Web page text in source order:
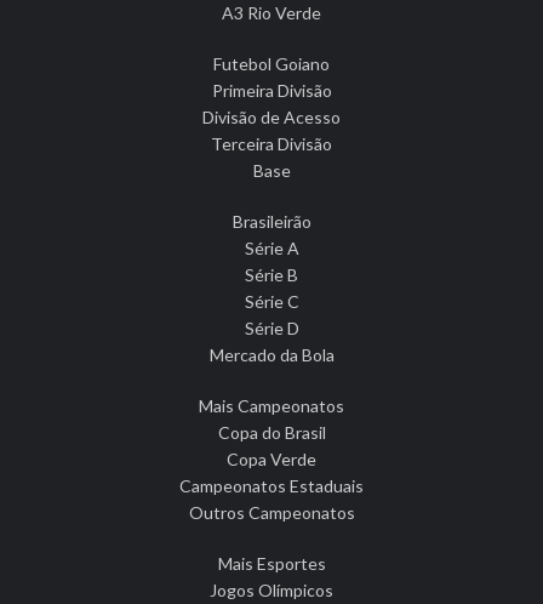
A3 Rio Verde
Futebol Goiano
Primeira Divisão
Divisão de Acesso
Terceira Divisão
Base
Brasileirão
Série A
Série B
Série C
Série D
Mercado da Bola
Mais Campeonatos
Copa do Brasil
Copa Verde
Campeonatos Estaduais
Outros Campeonatos
Mais Esportes
Jogos Olímpicos